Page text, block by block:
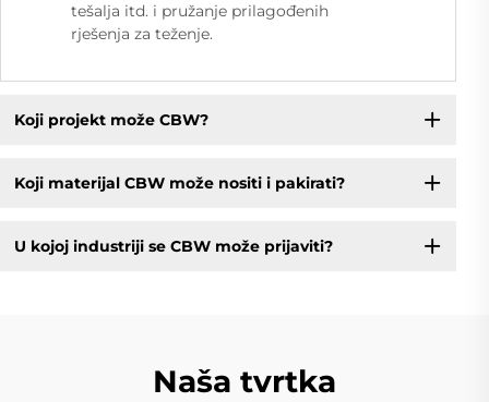
tešalja itd. i pružanje prilagođenih
rješenja za teženje.
Koji projekt može CBW?
Koji materijal CBW može nositi i pakirati?
U kojoj industriji se CBW može prijaviti?
Naša tvrtka